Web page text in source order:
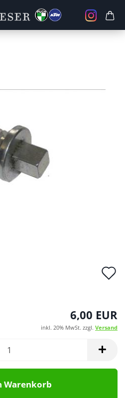
6,00 EUR
inkl. 20% MwSt. zzgl. Versand
Warenkorb